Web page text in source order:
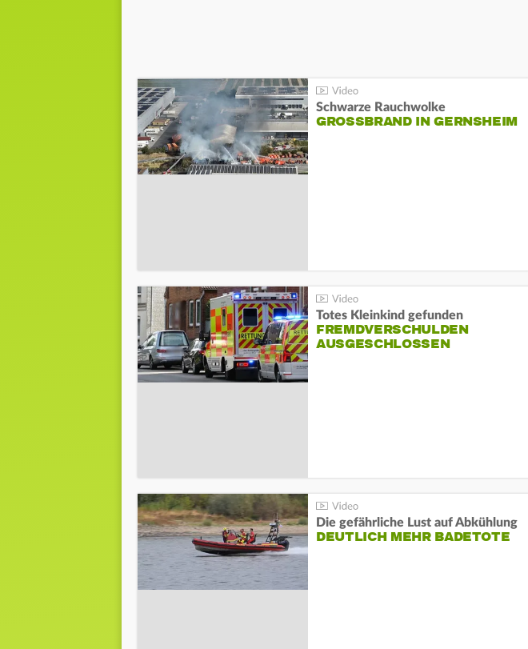
Schwarze Rauchwolke
GROSSBRAND IN GERNSHEIM
Totes Kleinkind gefunden
FREMDVERSCHULDEN
AUSGESCHLOSSEN
Die gefährliche Lust auf Abkühlung
DEUTLICH MEHR BADETOTE